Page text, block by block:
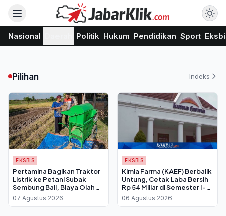
Nasional Politik Hukum Pendidikan Sport
Pilihan Indeks
EKSBIS
Pertamina Bagikan Traktor
Listrik ke Petani Subak
Sembung Bali, Biaya Olah
Lahan Dipangkas Drastis
07 Agustus 2026
EKSBIS
Kimia Farma (KAEF) Berbalik
Untung, Cetak Laba Bersih
Rp 54 Miliar di Semester I-
2026
06 Agustus 2026